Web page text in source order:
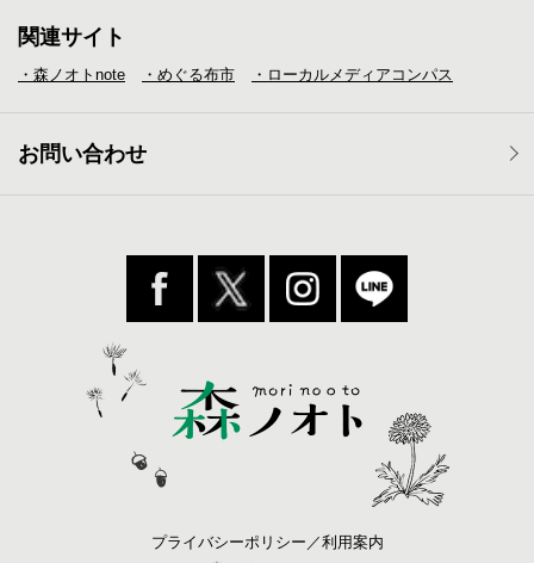
関連サイト
・森ノオトnote ・めぐる布市 ・ローカルメディア コンパス
お問い合わせ
プライバシーポリシー／利用案内